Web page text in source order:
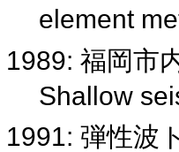
element
1989: 福岡市
Shallow
1991: 弾性波